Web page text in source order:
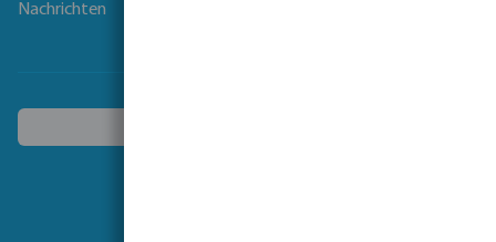
Nachrichten